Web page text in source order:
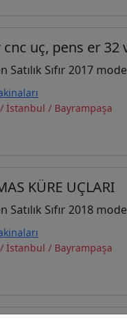
uç, pens er 32
Satılık Sıfır 2017
İstanbul / Bayrampaşa
KÜRE UÇLARI
Satılık Sıfır 2018
İstanbul / Bayrampaşa